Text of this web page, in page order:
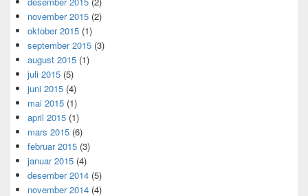
november 2015 (2)
oktober 2015 (1)
september 2015 (3)
august 2015 (1)
juli 2015 (5)
juni 2015 (4)
mai 2015 (1)
april 2015 (1)
mars 2015 (6)
februar 2015 (3)
januar 2015 (4)
desember 2014 (5)
november 2014 (4)